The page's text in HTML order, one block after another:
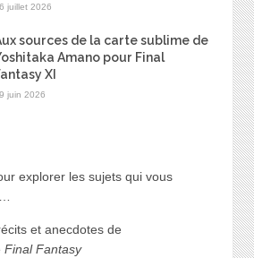
juillet 2026
sources de la carte sublime de
Amano pour Final
XI
juin 2026
explorer les sujets qui vous
et anecdotes de
Final Fantasy